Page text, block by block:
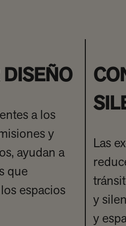
a los
y
ayudan a
que
espacios
Las
y
y